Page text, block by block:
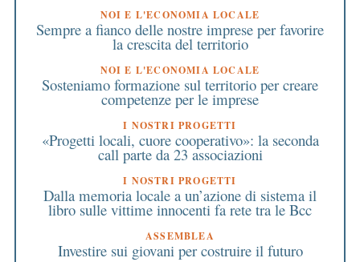
NOI E L'ECONOMIA LOCALE
Sempre a fianco delle nostre imprese per favorire
la crescita del territorio
NOI E L'ECONOMIA LOCALE
Sosteniamo formazione sul territorio per creare
competenze per le imprese
I NOSTRI PROGETTI
«Progetti locali, cuore cooperativo»: la seconda
call parte da 23 associazioni
I NOSTRI PROGETTI
Dalla memoria locale a un’azione di sistema il
libro sulle vittime innocenti fa rete tra le Bcc
ASSEMBLEA
Investire sui giovani per costruire il futuro